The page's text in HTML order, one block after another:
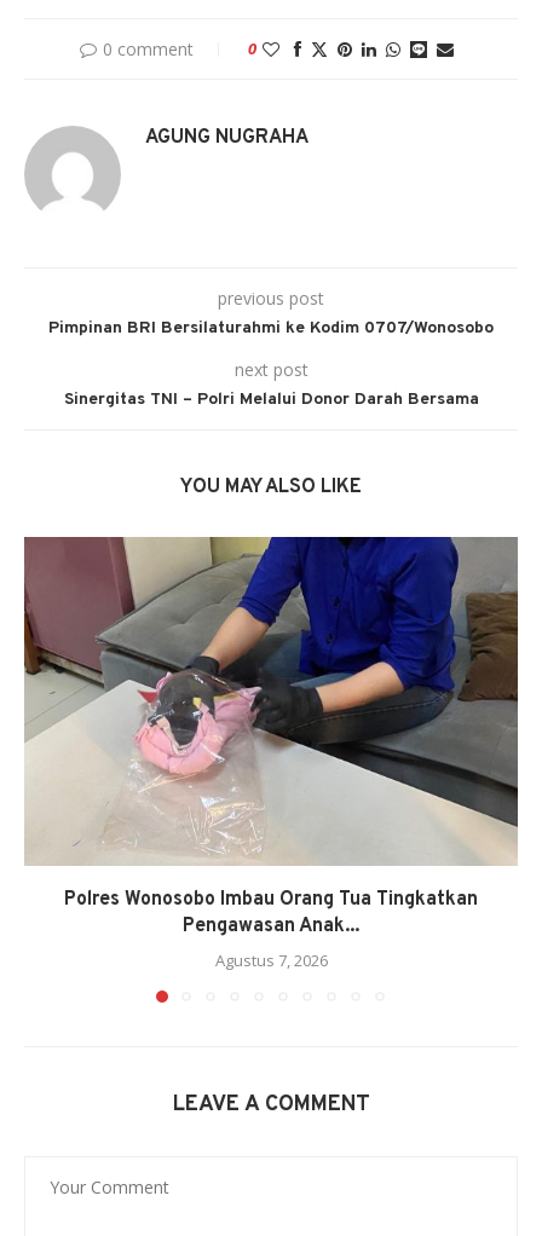
0 comment 0
AGUNG NUGRAHA
previous post
Pimpinan BRI Bersilaturahmi ke Kodim 0707/Wonosobo
next post
Sinergitas TNI – Polri Melalui Donor Darah Bersama
YOU MAY ALSO LIKE
Polres Wonosobo Imbau Orang Tua Tingkatkan
Pengawasan Anak...
Agustus 7, 2026
LEAVE A COMMENT